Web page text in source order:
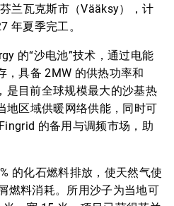
兰瓦克斯市（Vääksy），计
年夏季完工。
的“沙电池”技术，通过电能
，具备 2MW 的供热功率和
是目前全球规模最大的沙基热
地区域供暖网络供能，同时可
的备用与调频市场，助
的化石燃料排放，使天然气使
燃料消耗。所用沙子为当地可